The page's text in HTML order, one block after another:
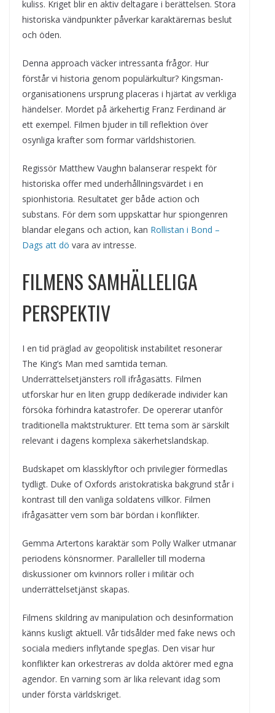
kuliss. Kriget blir en aktiv deltagare i berättelsen. Stora
historiska vändpunkter påverkar karaktärernas beslut
och öden.
Denna approach väcker intressanta frågor. Hur
förstår vi historia genom populärkultur? Kingsman-
organisationens ursprung placeras i hjärtat av verkliga
händelser. Mordet på ärkehertig Franz Ferdinand är
ett exempel. Filmen bjuder in till reflektion över
osynliga krafter som formar världshistorien.
Regissör Matthew Vaughn balanserar respekt för
historiska offer med underhållningsvärdet i en
spionhistoria. Resultatet ger både action och
substans. För dem som uppskattar hur spiongenren
blandar elegans och action, kan Rollistan i Bond –
Dags att dö vara av intresse.
FILMENS SAMHÄLLELIGA
PERSPEKTIV
I en tid präglad av geopolitisk instabilitet resonerar
The King’s Man med samtida teman.
Underrättelsetjänsters roll ifrågasätts. Filmen
utforskar hur en liten grupp dedikerade individer kan
försöka förhindra katastrofer. De opererar utanför
traditionella maktstrukturer. Ett tema som är särskilt
relevant i dagens komplexa säkerhetslandskap.
Budskapet om klassklyftor och privilegier förmedlas
tydligt. Duke of Oxfords aristokratiska bakgrund står i
kontrast till den vanliga soldatens villkor. Filmen
ifrågasätter vem som bär bördan i konflikter.
Gemma Artertons karaktär som Polly Walker utmanar
periodens könsnormer. Paralleller till moderna
diskussioner om kvinnors roller i militär och
underrättelsetjänst skapas.
Filmens skildring av manipulation och desinformation
känns kusligt aktuell. Vår tidsålder med fake news och
sociala mediers inflytande speglas. Den visar hur
konflikter kan orkestreras av dolda aktörer med egna
agendor. En varning som är lika relevant idag som
under första världskriget.